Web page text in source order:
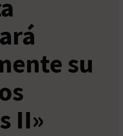
su
II»